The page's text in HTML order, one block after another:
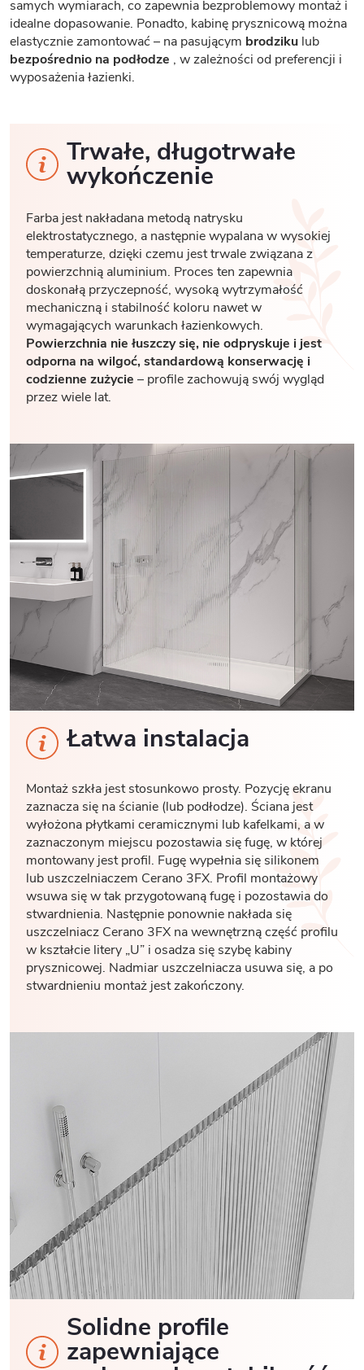
samych wymiarach, co zapewnia bezproblemowy montaż i
idealne dopasowanie. Ponadto, kabinę prysznicową można
elastycznie zamontować – na pasującym brodziku lub
bezpośrednio na podłodze , w zależności od preferencji i
wyposażenia łazienki.
Trwałe, długotrwałe
wykończenie
Farba jest nakładana metodą natrysku
elektrostatycznego, a następnie wypalana w wysokiej
temperaturze, dzięki czemu jest trwale związana z
powierzchnią aluminium. Proces ten zapewnia
doskonałą przyczepność, wysoką wytrzymałość
mechaniczną i stabilność koloru nawet w
wymagających warunkach łazienkowych.
Powierzchnia nie łuszczy się, nie odpryskuje i jest
odporna na wilgoć, standardową konserwację i
codzienne zużycie – profile zachowują swój wygląd
przez wiele lat.
Łatwa instalacja
Montaż szkła jest stosunkowo prosty. Pozycję ekranu
zaznacza się na ścianie (lub podłodze). Ściana jest
wyłożona płytkami ceramicznymi lub kafelkami, a w
zaznaczonym miejscu pozostawia się fugę, w której
montowany jest profil. Fugę wypełnia się silikonem
lub uszczelniaczem Cerano 3FX. Profil montażowy
wsuwa się w tak przygotowaną fugę i pozostawia do
stwardnienia. Następnie ponownie nakłada się
uszczelniacz Cerano 3FX na wewnętrzną część profilu
w kształcie litery „U” i osadza się szybę kabiny
prysznicowej. Nadmiar uszczelniacza usuwa się, a po
stwardnieniu montaż jest zakończony.
Solidne profile
zapewniające